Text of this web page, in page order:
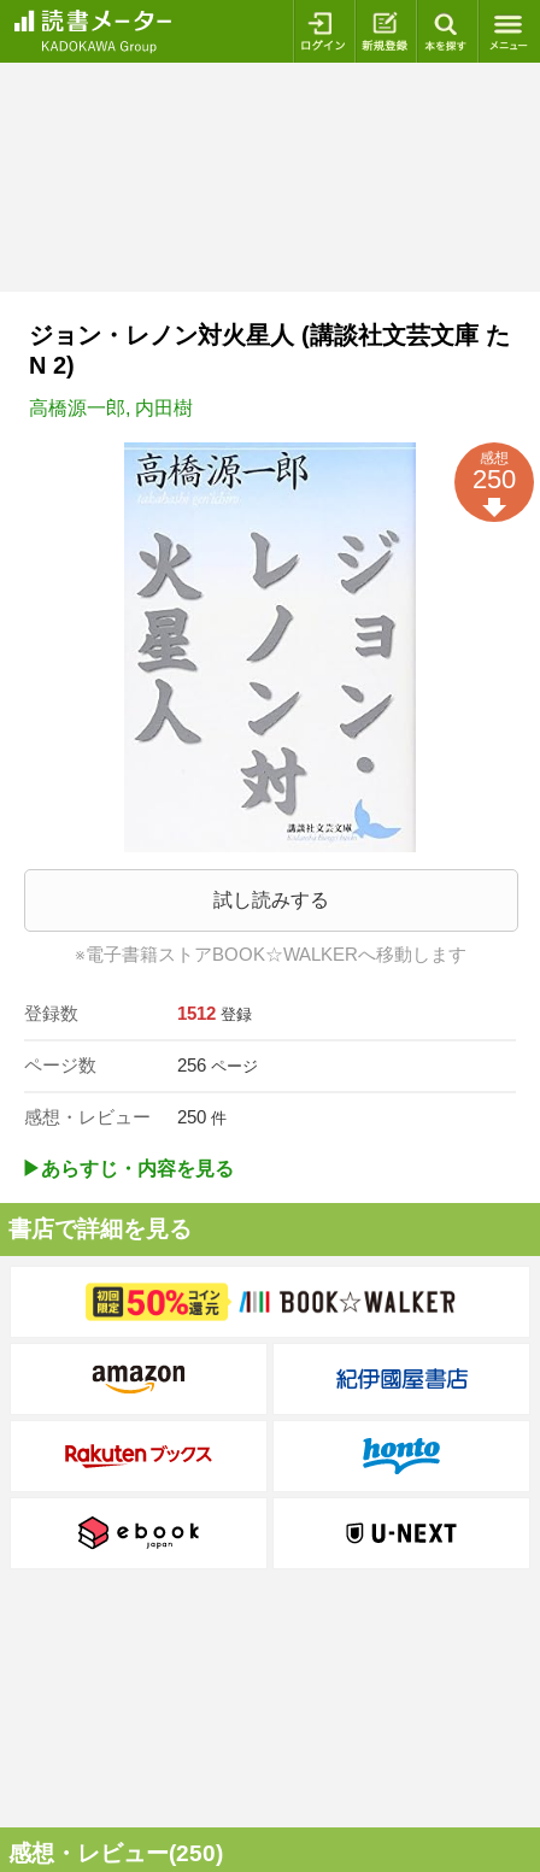
ログイン 新規登録
ジョン・レノン対火星人 (講談社文芸文庫 た
N 2)
高橋源一郎, 内田樹
試し読みする
※電子書籍ストアBOOK☆WALKERへ移動します
登録数 1512 登録
ページ数 256 ページ
感想・レビュー 250 件
感想
250
▶︎あらすじ・内容を見る
書店で詳細を見る
感想・レビュー(250)